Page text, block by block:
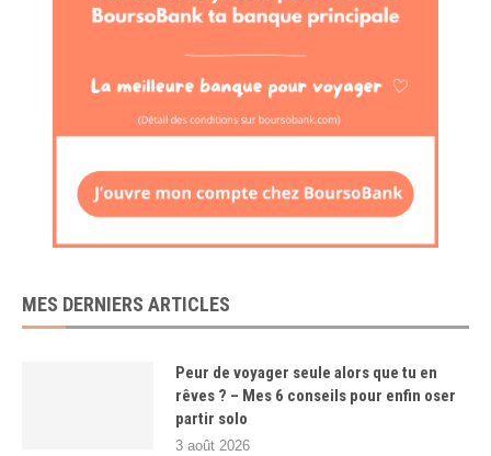
MES DERNIERS ARTICLES
Peur de voyager seule alors que tu en
rêves ? – Mes 6 conseils pour enfin oser
partir solo
3 août 2026